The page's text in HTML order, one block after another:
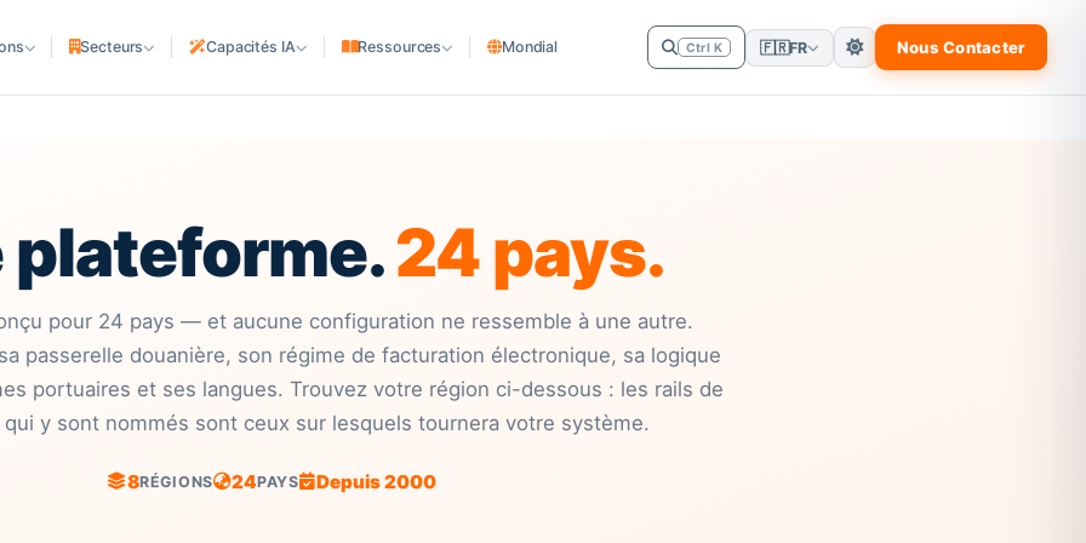
Secteurs
Agences maritimes
PORTS & TERMINAUX
Terminaux & dépôts
ACTIFS MARITIMES
Armateurs & gestionnaires
Capacités IA Ressources Mondial Ctrl K 🇫🇷FR Nous Contacter
plateforme.24 pays.
pour 24 pays — et aucune configuration ne ressemble à une autre.
passerelle douanière, son régime de facturation électronique, sa logique
portuaires et ses langues. Trouvez votre région ci-dessous : les rails de
y sont nommés sont ceux sur lesquels tournera votre système.
8RÉGIONS 24PAYS Depuis 2000